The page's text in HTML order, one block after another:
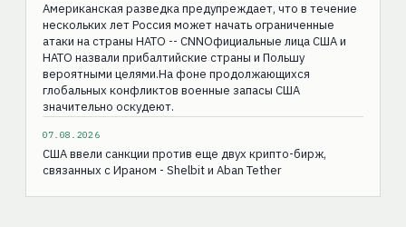
Американская разведка предупреждает, что в течение
нескольких лет Россия может начать ограниченные
атаки на страны НАТО -- CNNОфициальные лица США и
НАТО назвали прибалтийские страны и Польшу
вероятными целями.На фоне продолжающихся
глобальных конфликтов военные запасы США
значительно оскудеют.
07.08.2026
США ввели санкции против еще двух крипто-бирж,
связанных с Ираном - Shelbit и Aban Tether